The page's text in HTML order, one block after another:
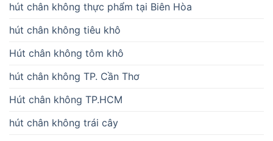
hút chân không thực phẩm tại Biên Hòa
hút chân không tiêu khô
Hút chân không tôm khô
hút chân không TP. Cần Thơ
Hút chân không TP.HCM
hút chân không trái cây